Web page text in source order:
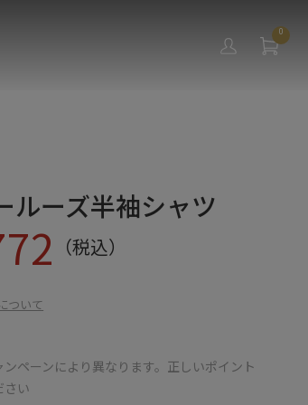
0
ルーズ半袖シャツ
（税込）
ついて
ペーンにより異なります。正しいポイント
さい